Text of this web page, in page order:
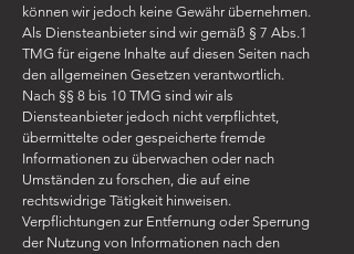
können wir jedoch keine Gewähr übernehmen.
Als Diensteanbieter sind wir gemäß § 7 Abs.1
TMG für eigene Inhalte auf diesen Seiten nach
den allgemeinen Gesetzen verantwortlich.
Nach §§ 8 bis 10 TMG sind wir als
Diensteanbieter jedoch nicht verpflichtet,
übermittelte oder gespeicherte fremde
Informationen zu überwachen oder nach
Umständen zu forschen, die auf eine
rechtswidrige Tätigkeit hinweisen.
Verpflichtungen zur Entfernung oder Sperrung
der Nutzung von Informationen nach den